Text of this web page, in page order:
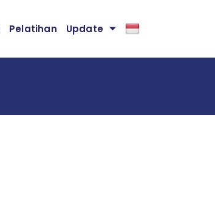
Pelatihan Update